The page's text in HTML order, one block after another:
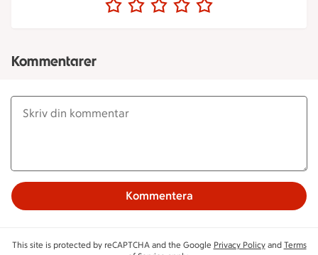
Kommentarer
Kommentera
This site is protected by reCAPTCHA and the Google Privacy Policyand Terms